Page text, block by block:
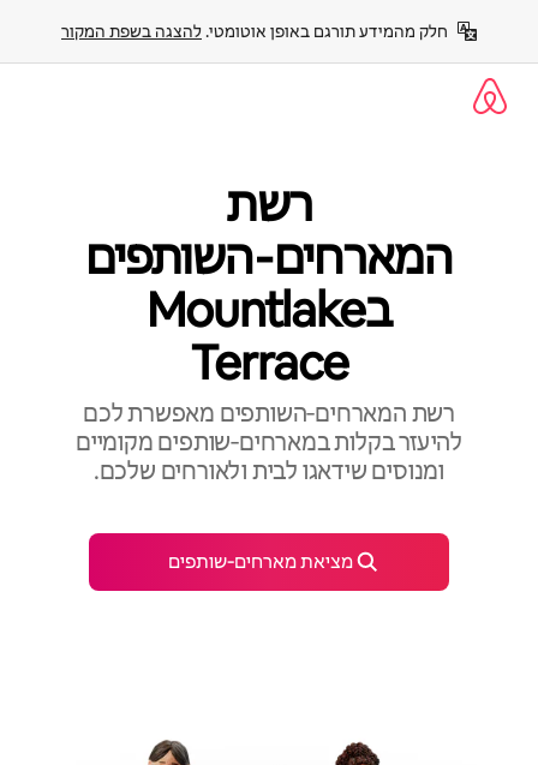
חלק מהמידע תורגם באופן אוטומטי. להצגה בשפת המקור
רשת
המארחים‑השותפים
בMountlake
Terrace
רשת המארחים‑השותפים מאפשרת לכם
להיעזר בקלות במארחים‑שותפים מקומיים
ומנוסים שידאגו לבית ולאורחים שלכם.
מציאת מארחים‑שותפים